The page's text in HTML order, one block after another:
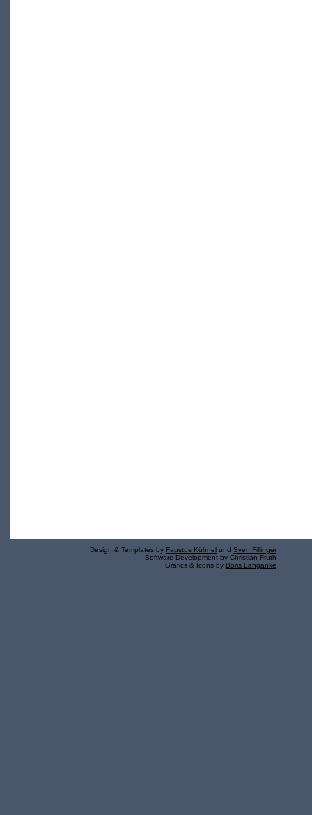
Design & Templates by Faustus Kühnel und Sven Fillinger
Software Development by Christian Fruth
Grafics & Icons by Boris Langanke